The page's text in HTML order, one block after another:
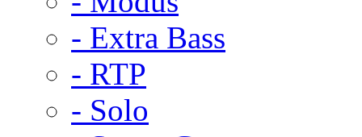
- Extra Bass
- RTP
- Solo